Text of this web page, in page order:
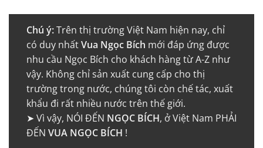
Chú ý:Trên thị trường Việt Nam hiện nay, chỉ
có duy nhấtVua Ngọc Bích mới đáp ứng được
nhu cầu Ngọc Bích cho khách hàng từ A-Z như
vậy. Không chỉ sản xuất cung cấp cho thị
trường trong nước, chúng tôi còn chế tác, xuất
khẩu đi rất nhiều nước trên thế giới.
➤ Vì vậy, NÓI ĐẾN NGỌC BÍCH, ở Việt Nam PHẢI
ĐẾN VUA NGỌC BÍCH !